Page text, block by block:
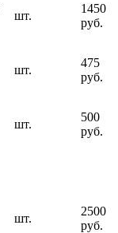
шт.
1450
руб.
шт.
475
руб.
шт.
500
руб.
шт.
2500
руб.